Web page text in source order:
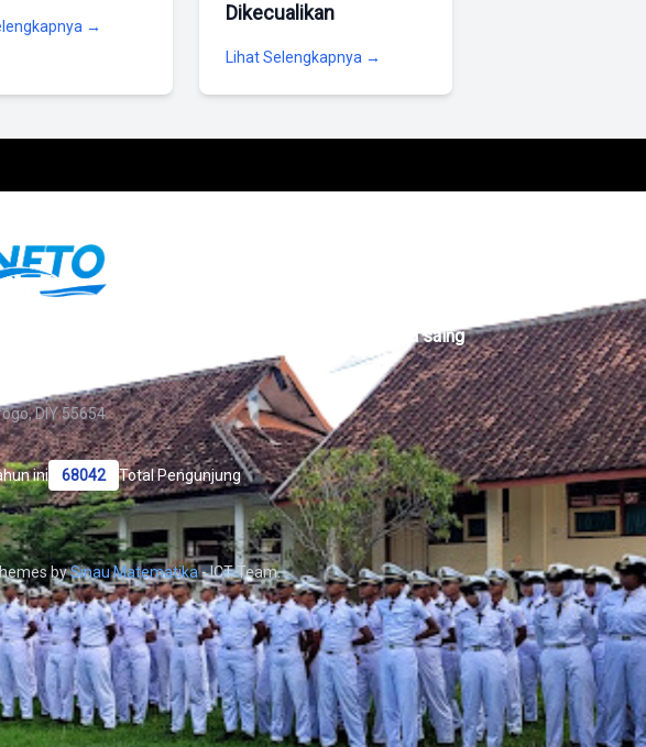
→
Dikecualikan
Lihat Selengkapnya →
generasi yang berkarakter, mandiri, dan berdaya saing
DIY 55654
ini 68042 Total Pengunjung
bySinau Matematika- ICT Team.